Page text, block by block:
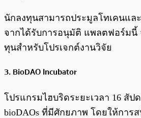
นักลงทุนสามารถประมูลโทเคนแล
จากได้รับการอนุมัติ แพลตฟอร์มนี้
ทุนสำหรับโปรเจกต์งานวิจัย
3. BioDAO Incubator
โปรแกรมไฮบริดระยะเวลา 16 สัป
bioDAOs ที่มีศักยภาพ โดยให้การ